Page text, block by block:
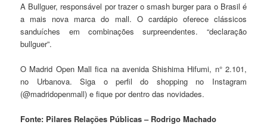
A Bullguer, responsável por trazer o smash burger para o Brasil é
a mais nova marca do mall. O cardápio oferece clássicos
sanduíches em combinações surpreendentes. “declaração
bullguer”.
O Madrid Open Mall fica na avenida Shishima Hifumi, n° 2.101,
no Urbanova. Siga o perfil do shopping no Instagram
(@madridopenmall) e fique por dentro das novidades.
Fonte: Pilares Relações Públicas – Rodrigo Machado